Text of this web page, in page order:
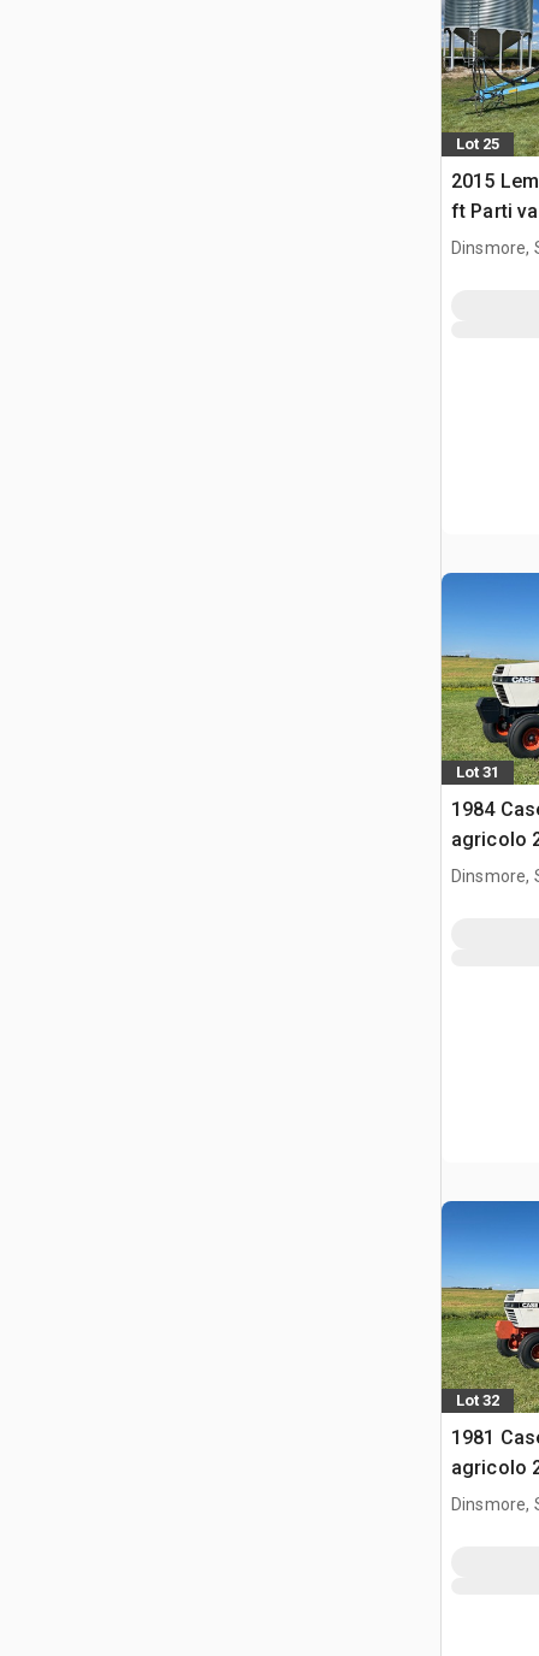
Lot 25
2015
ft Parti
Dinsmore,
Lot 31
1984
agricolo
Dinsmore,
Lot 32
1981
agricolo
Dinsmore,